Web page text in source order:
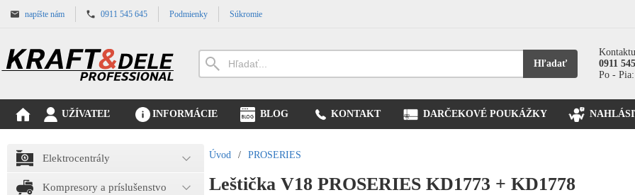
napíšte nám 0911 545 645 Podmienky Súkromie
Hľadať
0911
Po -
UŽÍVATEĽ INFORMÁCIE BLOG KONTAKT DARČEKOVÉ POUKÁŽKY
Elektrocentrály
Kompresory a príslušenstvo
Úvod / PROSERIES
Leštička V18 PROSERIES KD1773 + KD1778